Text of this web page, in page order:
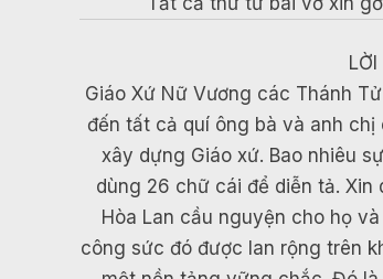
Giáo Xứ Nữ Vương các Thánh
đến tất cả quí ông bà và anh
xây dựng Giáo xứ. Bao nhiêu
dùng 26 chữ cái để diễn tả. Xin
Hòa Lan cầu nguyện cho họ
công sức đó được lan rộng trên